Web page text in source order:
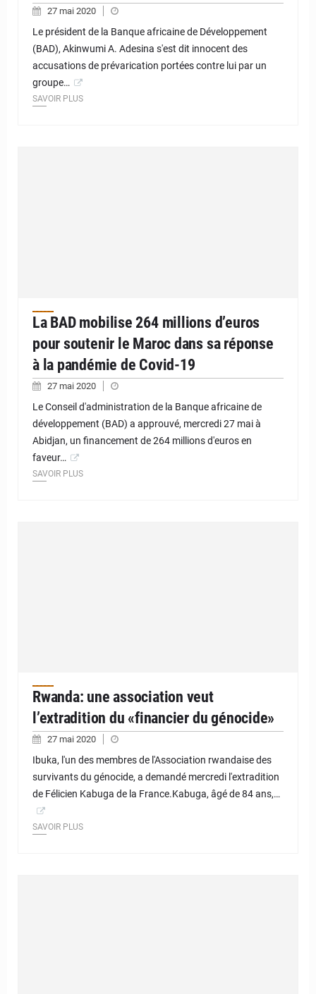
27 mai 2020
Le président de la Banque africaine de Développement
(BAD), Akinwumi A. Adesina s'est dit innocent des
accusations de prévarication portées contre lui par un
groupe…
SAVOIR PLUS
La BAD mobilise 264 millions d’euros
pour soutenir le Maroc dans sa réponse
à la pandémie de Covid-19
27 mai 2020
Le Conseil d'administration de la Banque africaine de
développement (BAD) a approuvé, mercredi 27 mai à
Abidjan, un financement de 264 millions d'euros en
faveur…
SAVOIR PLUS
Rwanda: une association veut
l’extradition du «financier du génocide»
27 mai 2020
Ibuka, l'un des membres de l'Association rwandaise des
survivants du génocide, a demandé mercredi l'extradition
de Félicien Kabuga de la France.Kabuga, âgé de 84 ans,…
SAVOIR PLUS